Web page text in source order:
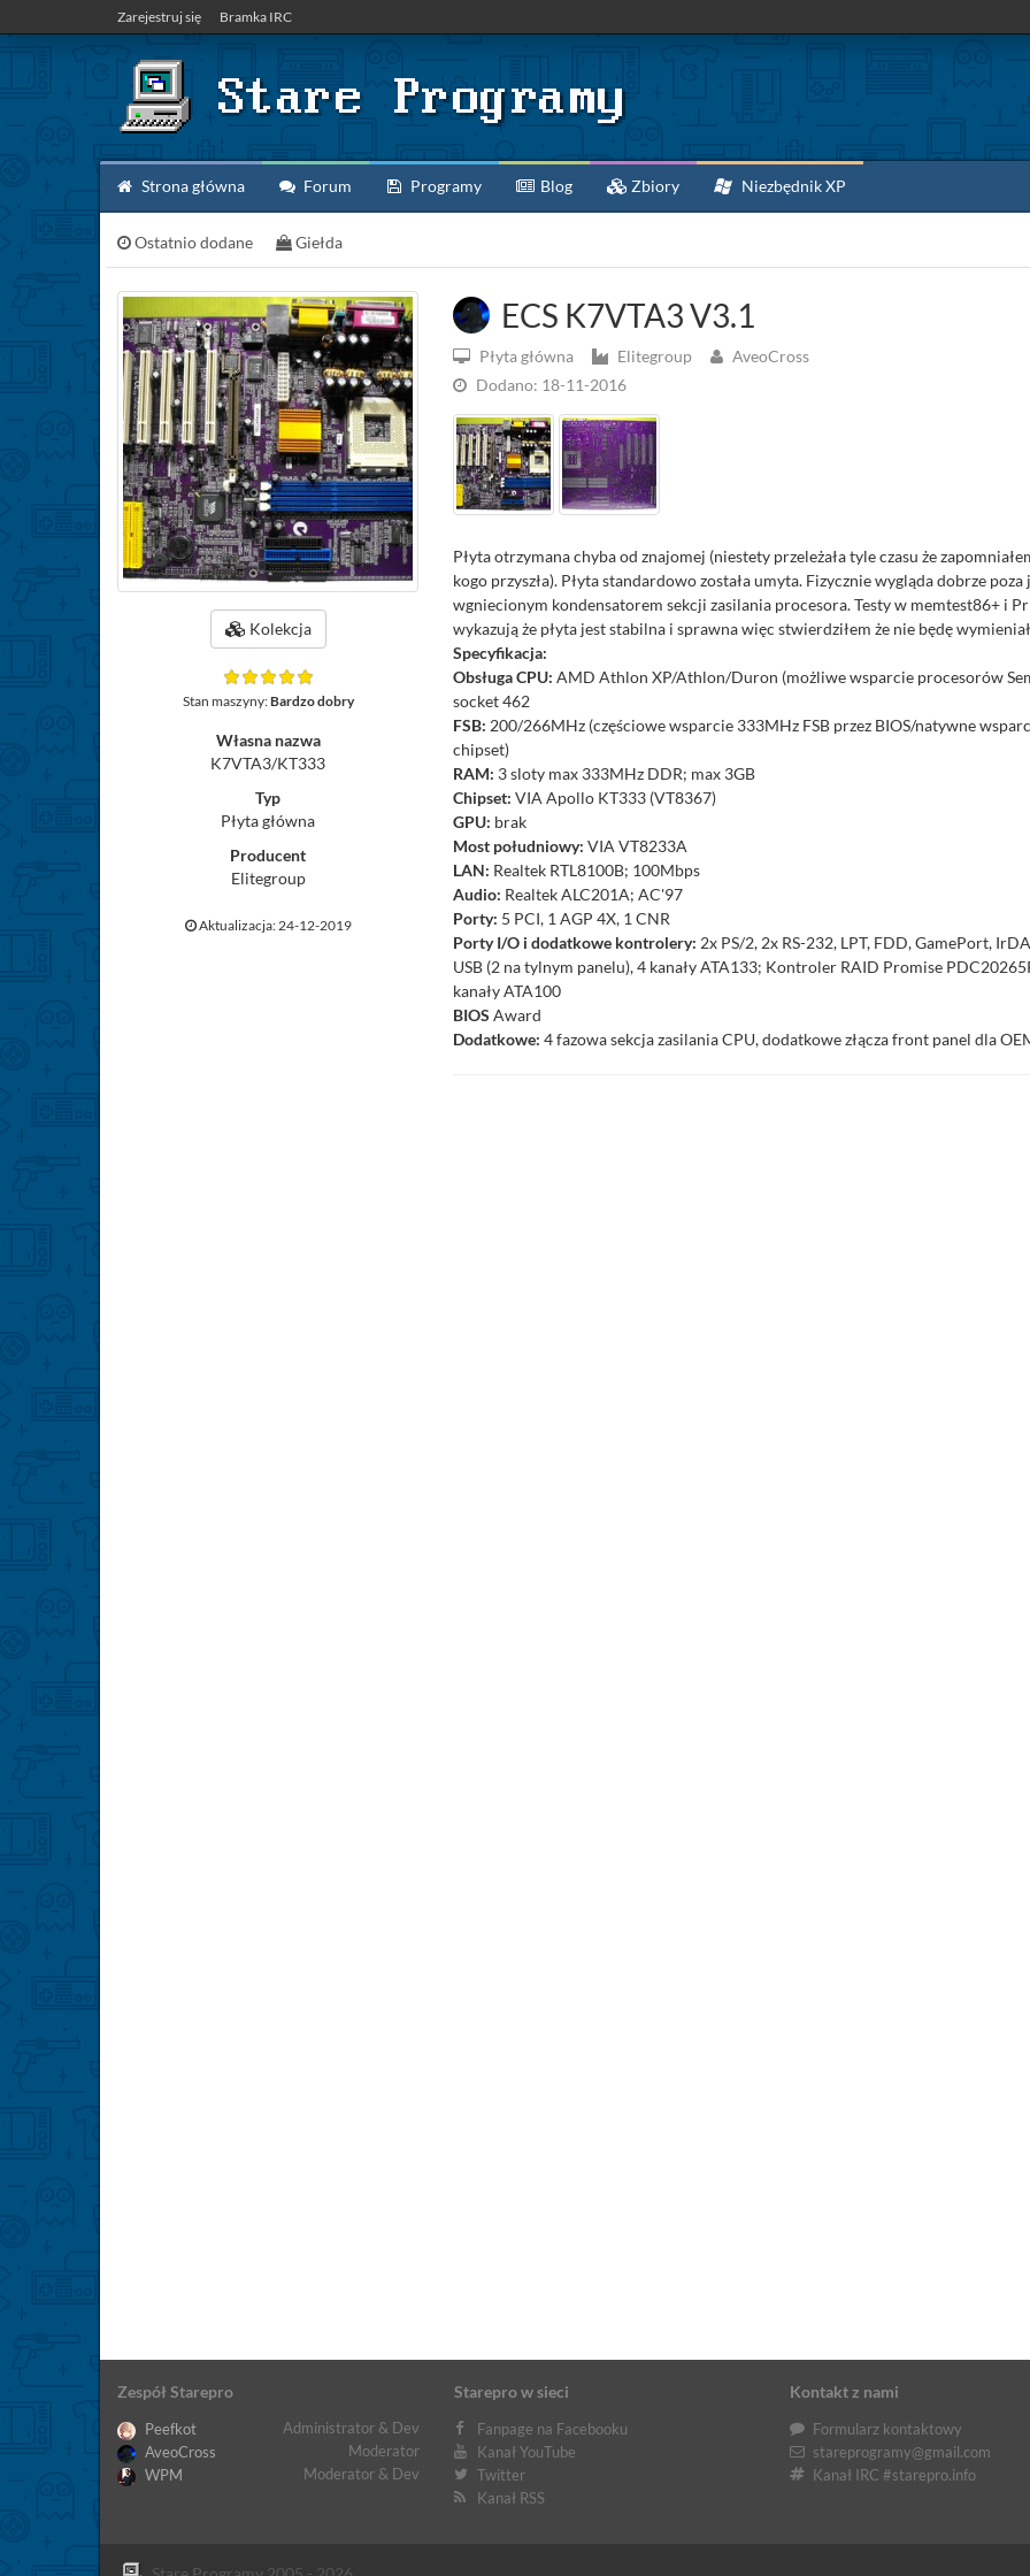
Zarejestruj się Bramka IRC
Strona główna Forum Programy Blog Zbiory Niezbędnik XP
Ostatnio dodane Giełda
Kolekcja
Stan maszyny:Bardzo dobry
Własna nazwa
K7VTA3/KT333
Typ
Płyta główna
Producent
Elitegroup
Aktualizacja: 24-12-2019
ECS K7VTA3 V3.1
Płyta główna Elitegroup
AveoCross
Dodano: 18-11-2016
Płyta otrzymana chyba od znajomej (niestety przeleżała tyle czasu że
kogo przyszła). Płyta standardowo została umyta. Fizycznie wygląda dobrze poza
wgniecionym kondensatorem sekcji zasilania procesora. Testy w memtest86+ i
wykazują że płyta jest stabilna i sprawna więc stwierdziłem że nie będę
Specyfikacja:
Obsługa CPU: AMD Athlon XP/Athlon/Duron (możliwe wsparcie procesorów
socket 462
FSB: 200/266MHz (częściowe wsparcie 333MHz FSB przez BIOS/natywne
chipset)
RAM: 3 sloty max 333MHz DDR; max 3GB
Chipset: VIA Apollo KT333 (VT8367)
GPU: brak
Most południowy: VIA VT8233A
LAN: Realtek RTL8100B; 100Mbps
Audio: Realtek ALC201A; AC'97
Porty: 5 PCI, 1 AGP 4X, 1 CNR
Porty I/O i dodatkowe kontrolery: 2x PS/2, 2x RS-232, LPT, FDD, GamePort,
USB (2 na tylnym panelu), 4 kanały ATA133; Kontroler RAID Promise
kanały ATA100
BIOS Award
Dodatkowe: 4 fazowa sekcja zasilania CPU, dodatkowe złącza front panel dla
Zespół Starepro
Peefkot
Administrator & Dev
AveoCross
Moderator
WPM
Moderator & Dev
Starepro w sieci
Fanpage na Facebooku
Kanał YouTube
Twitter
Kanał RSS
Kontakt z nami
Formularz kontaktowy
stareprogramy@gmail.com
Kanał IRC #starepro.info